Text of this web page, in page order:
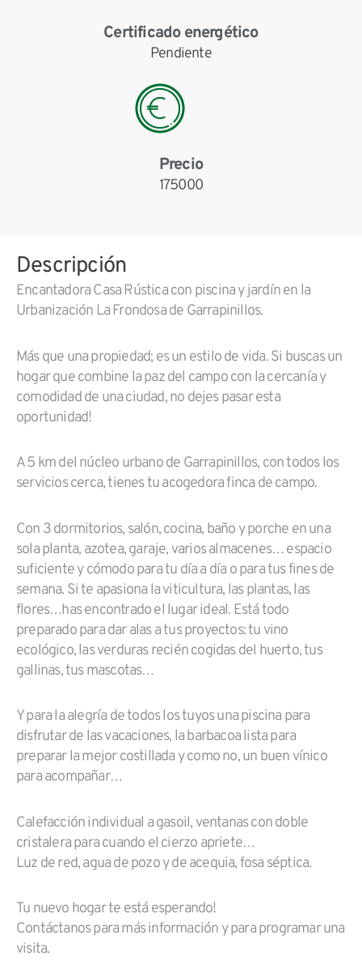
Certificado energético
Pendiente
Precio
175000
Descripción
Encantadora Casa Rústica con piscina y jardín en la
Urbanización La Frondosa de Garrapinillos.
Más que una propiedad; es un estilo de vida. Si buscas un
hogar que combine la paz del campo con la cercanía y
comodidad de una ciudad, no dejes pasar esta
oportunidad!
A 5 km del núcleo urbano de Garrapinillos, con todos los
servicios cerca, tienes tu acogedora finca de campo.
Con 3 dormitorios, salón, cocina, baño y porche en una
sola planta, azotea, garaje, varios almacenes… espacio
suficiente y cómodo para tu día a día o para tus fines de
semana. Si te apasiona la viticultura, las plantas, las
flores…has encontrado el lugar ideal. Está todo
preparado para dar alas a tus proyectos: tu vino
ecológico, las verduras recién cogidas del huerto, tus
gallinas, tus mascotas…
Y para la alegría de todos los tuyos una piscina para
disfrutar de las vacaciones, la barbacoa lista para
preparar la mejor costillada y como no, un buen vínico
para acompañar…
Calefacción individual a gasoil, ventanas con doble
cristalera para cuando el cierzo apriete…
Luz de red, agua de pozo y de acequia, fosa séptica.
Tu nuevo hogar te está esperando!
Contáctanos para más información y para programar una
visita.